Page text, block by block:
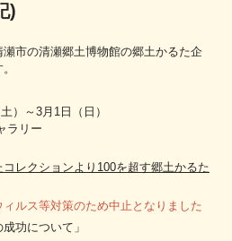
)
市の清瀬郷土博物館の郷土かるた企
）～3月1日（日）
ラリー
レクションより100を超す郷土かるた
ィルス等対策のため中止となりました
功について」